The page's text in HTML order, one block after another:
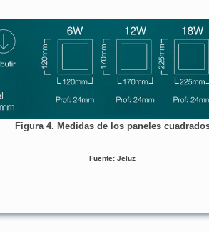
Figura 4. Medidas de los paneles
Fuente: Jeluz